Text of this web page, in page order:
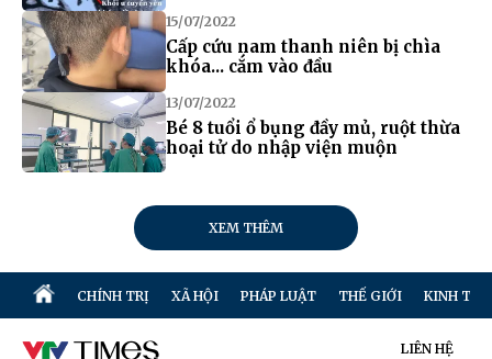
15/07/2022
Cấp cứu nam thanh niên bị chìa
khóa... cắm vào đầu
13/07/2022
Bé 8 tuổi ổ bụng đầy mủ, ruột thừa
hoại tử do nhập viện muộn
XEM THÊM
CHÍNH TRỊ XÃ HỘI PHÁP LUẬT THẾ GIỚI KINH TẾ
LIÊN HỆ